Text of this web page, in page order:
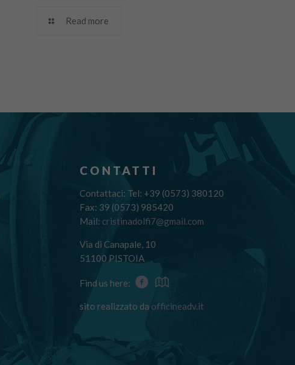
Read more
CONTATTI
Contattaci: Tel: +39 (0573) 380120
Fax: 39 (0573) 985420
Mail: cristinadolfi7@gmail.com
Via di Canapale, 10
51100 PISTOIA
Find us here:
sito realizzato da officineadv.it